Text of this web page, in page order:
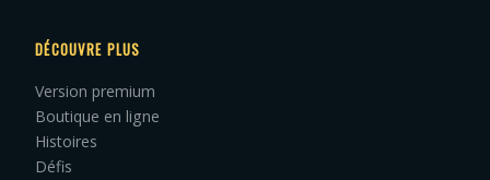
DÉCOUVRE PLUS
Version premium
Boutique en ligne
Histoires
Défis